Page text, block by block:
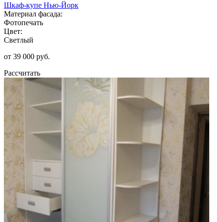
Шкаф-купе Нью-Йорк
Материал фасада:
Фотопечать
Цвет:
Светлый
от 39 000 руб.
Рассчитать